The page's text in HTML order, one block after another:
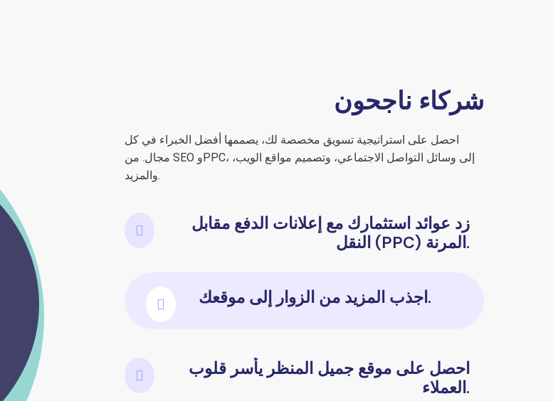
شركاء ناجحون
احصل على استراتيجية تسويق مخصصة لك، يصممها أفضل الخبراء في كل
مجال. من SEO وPPC، إلى وسائل التواصل الاجتماعي، وتصميم مواقع الويب،
والمزيد.
زد عوائد استثمارك مع إعلانات الدفع مقابل
النقل (PPC) المرنة.
اجذب المزيد من الزوار إلى موقعك.
احصل على موقع جميل المنظر يأسر قلوب
العملاء.